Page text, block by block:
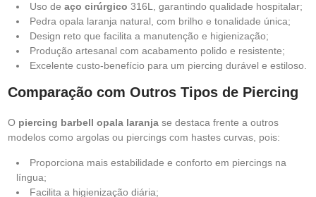
Uso de aço cirúrgico 316L, garantindo qualidade hospitalar;
Pedra opala laranja natural, com brilho e tonalidade única;
Design reto que facilita a manutenção e higienização;
Produção artesanal com acabamento polido e resistente;
Excelente custo-benefício para um piercing durável e estiloso.
Comparação com Outros Tipos de Piercing
O piercing barbell opala laranja se destaca frente a outros
modelos como argolas ou piercings com hastes curvas, pois:
Proporciona mais estabilidade e conforto em piercings na
língua;
Facilita a higienização diária;